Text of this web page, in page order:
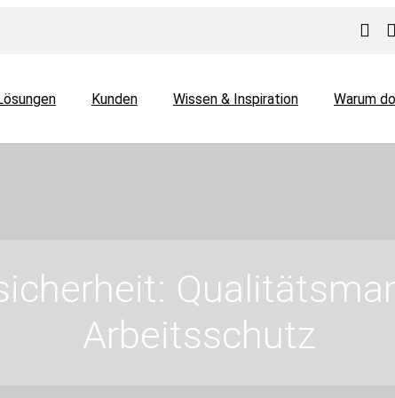
Kunden Wissen & Inspiration Warum
Arbeitsschutz